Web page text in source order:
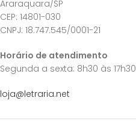
Araraquara/SP
CEP: 14801-030
CNPJ: 18.747.545/0001-21
Horário de atendimento
Segunda a sexta: 8h30 às 17h30
loja@letraria.net